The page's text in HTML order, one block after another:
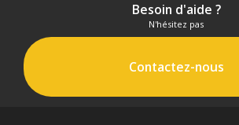
Besoin d'aide ?
N'hésitez pas
Contactez-nous